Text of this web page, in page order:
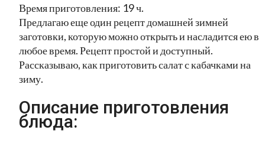
Время приготовления: 19 ч.
Предлагаю еще один рецепт домашней зимней
заготовки, которую можно открыть и насладится ею в
любое время. Рецепт простой и доступный.
Рассказываю, как приготовить салат с кабачками на
зиму.
Описание приготовления
блюда: